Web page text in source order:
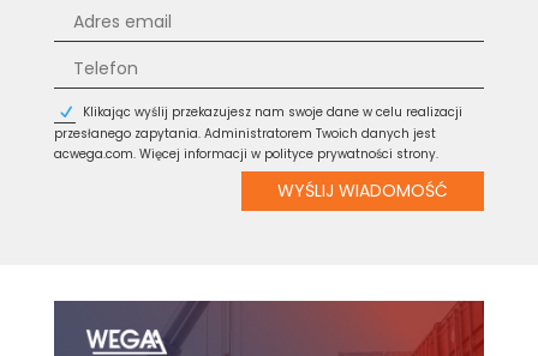
Klikając wyślij przekazujesz nam swoje dane w celu realizacji
przesłanego zapytania. Administratorem Twoich danych jest
acwega.com. Więcej informacji w polityce prywatności strony.
WYŚLIJ WIADOMOŚĆ